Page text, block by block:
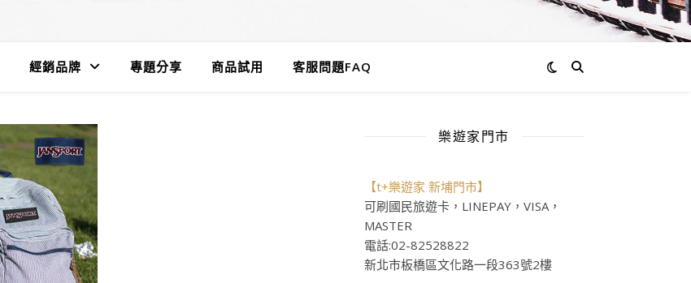
經銷品牌 專題分享 商品試用 客服問題FAQ
樂遊家門市
【t+樂遊家 新埔門市】
可刷國民旅遊卡，LINEPAY，VISA，
MASTER
電話:02-82528822
新北市板橋區文化路一段363號2樓